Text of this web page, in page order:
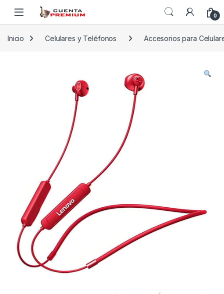
Skip to navigation
Skip to content
0
Inicio Celulares y Teléfonos Accesorios para